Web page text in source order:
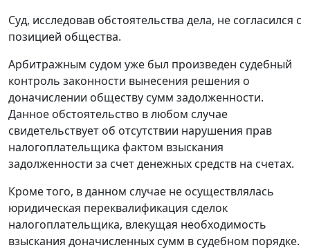
Суд, исследовав обстоятельства дела, не согласился с
позицией общества.
Арбитражным судом уже был произведен судебный
контроль законности вынесения решения о
доначислении обществу сумм задолженности.
Данное обстоятельство в любом случае
свидетельствует об отсутствии нарушения прав
налогоплательщика фактом взыскания
задолженности за счет денежных средств на счетах.
Кроме того, в данном случае не осуществлялась
юридическая переквалификация сделок
налогоплательщика, влекущая необходимость
взыскания доначисленных сумм в судебном порядке.